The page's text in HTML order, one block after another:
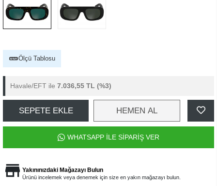
Ölçü Tablosu
Havale/EFT ile 7.036,55 TL (%3)
SEPETE EKLE HEMEN AL
WHATSAPP İLE SİPARİŞ VER
Yakınınızdaki Mağazayı Bulun
Ürünü incelemek veya denemek için size en yakın mağazayı bulun.